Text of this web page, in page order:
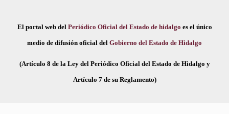
El portal web del Periódico Oficial del Estado de hidalgo es el único
medio de difusión oficial del Gobierno del Estado de Hidalgo
(Artículo 8 de la Ley del Periódico Oficial del Estado de Hidalgo y
Artículo 7 de su Reglamento)